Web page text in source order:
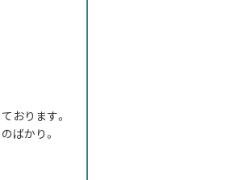
おります。
ばかり。